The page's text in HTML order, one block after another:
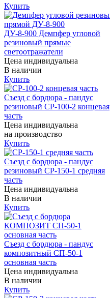
Купить
ДУ-8-900 Демпфер угловой
резиновый прямые
светоотражатели
Цена индивидуальна
В наличии
Купить
Съезд с бордюра - пандус
резиновый СР-100-2 концевая
часть
Цена индивидуальна
на производство
Купить
Съезд с бордюра - пандус
резиновый СР-150-1 средняя
часть
Цена индивидуальна
В наличии
Купить
Съезд с бордюра - пандус
композитный СП-50-1
основная часть
Цена индивидуальна
В наличии
Купить